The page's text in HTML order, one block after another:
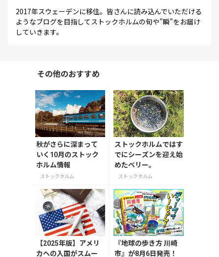
2017年スウェーデンに移住。皆さんに読み込んでいただける
ようなブログを目指してストックホルムの旬や”瞬”をお届け
していきます。
その他のおすすめ
秋がさらに深まって
いく10月のストック
ホルム情報
ストックホルム
ストックホルムではす
でにシーズンを迎え始
めたベリー。
ストックホルム
【2025年版】アメリ
カへの入国がスムー
『地球の歩き方 川崎
市』が8月6日発売！